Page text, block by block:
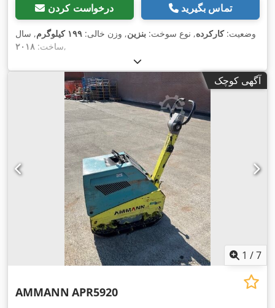
درخواست کردن تماس بگیرید
وضعیت:کارکرده, نوع سوخت: بنزین, وزن خالی: ۱۹۹ کیلوگرم
, سال
ساخت: ۲۰۱۸ ,
آگهی کوچک
1 /7
AMMANN APR5920